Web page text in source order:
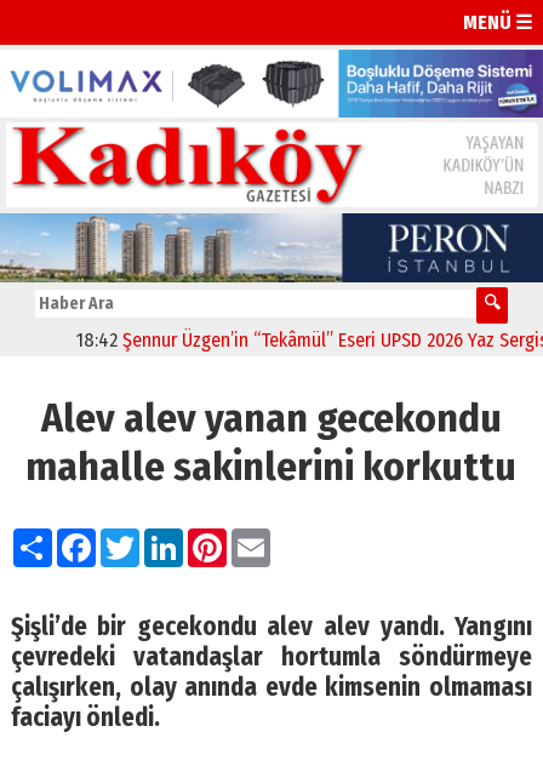
MENÜ ☰
18:42 Şennur Üzgen’in “Tekâmül” Eseri UPSD 2026 Yaz
Alev alev yanan gecekondu
mahalle sakinlerini korkuttu
PaylaşFacebook
TwitterLinkedIn
Pinterest
Email
Şişli’de bir gecekondu alev alev yandı. Yangını
çevredeki vatandaşlar hortumla söndürmeye
çalışırken, olay anında evde kimsenin olmaması
faciayı önledi.